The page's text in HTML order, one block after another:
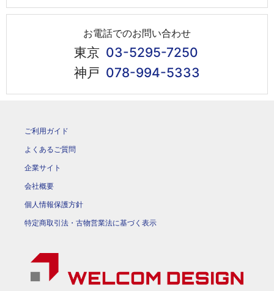
お電話でのお問い合わせ
東京 03-5295-7250
神戸 078-994-5333
ご利用ガイド
よくあるご質問
企業サイト
会社概要
個人情報保護方針
特定商取引法・古物営業法に基づく表示